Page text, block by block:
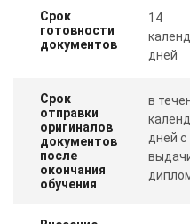
Срок
готовности
документов
14
дней
Срок
отправки
оригиналов
документов
после
окончания
обучения
в
дней